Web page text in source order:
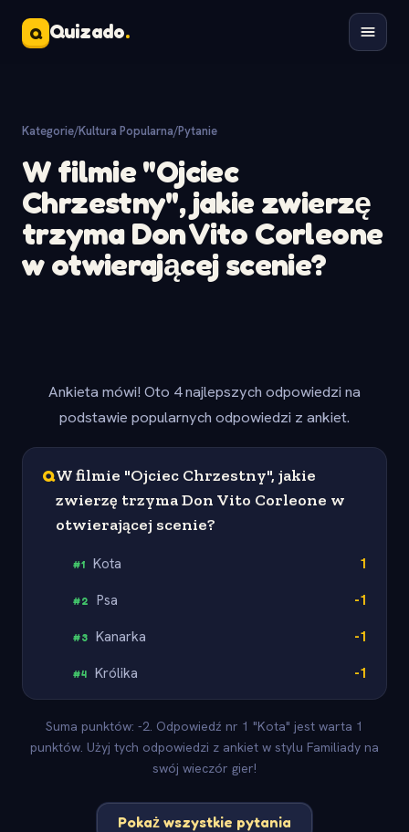
Q Quizado.
Kategorie/Kultura Popularna/Pytanie
W filmie "Ojciec
Chrzestny", jakie zwierzę
trzyma Don Vito Corleone
w otwierającej scenie?
Ankieta mówi! Oto 4 najlepszych odpowiedzi na
podstawie popularnych odpowiedzi z ankiet.
QW filmie "Ojciec Chrzestny", jakie
zwierzę trzyma Don Vito Corleone w
otwierającej scenie?
#1 Kota 1
#2 Psa -1
#3 Kanarka -1
#4 Królika -1
Suma punktów: -2. Odpowiedź nr 1 "Kota" jest warta 1
punktów. Użyj tych odpowiedzi z ankiet w stylu Familiady na
swój wieczór gier!
Pokaż wszystkie pytania